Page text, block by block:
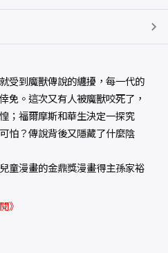
受到魔獸傳說的纏擾，每一代的
免。這次又有人被魔獸咬死了，
；福爾摩斯和華生決定一探究
怕？傳說背後又隱藏了什麼陰
童漫畫的金鼎獎漫畫得主孫家裕
》